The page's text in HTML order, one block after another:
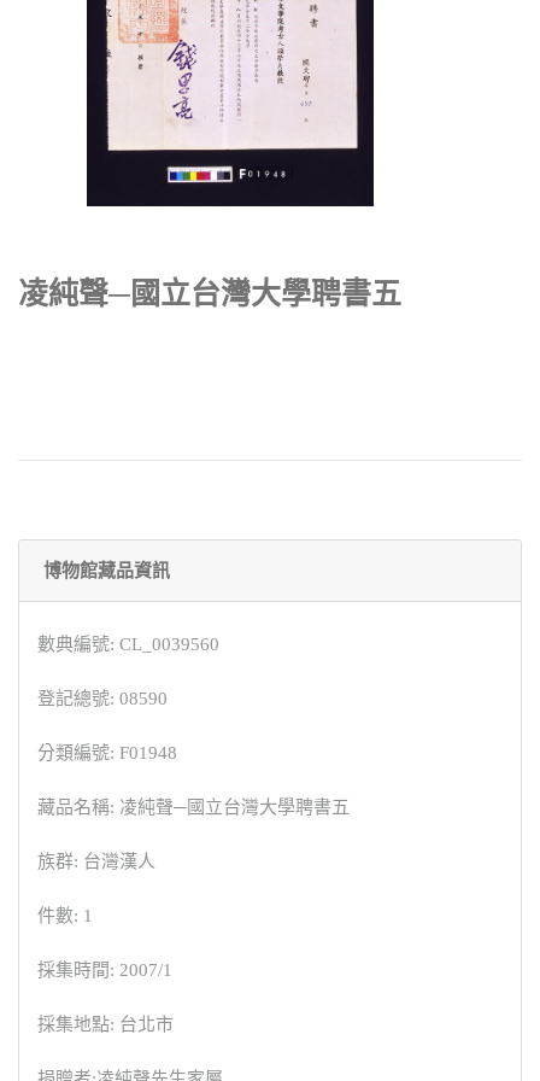
凌純聲─國立台灣大學聘書五
博物館藏品資訊
數典編號: CL_0039560
登記總號: 08590
分類編號: F01948
藏品名稱: 凌純聲─國立台灣大學聘書五
族群: 台灣漢人
件數: 1
採集時間: 2007/1
採集地點: 台北市